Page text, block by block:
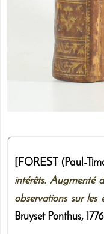
[FOREST (Paul-
intérêts. Augmenté
observations sur
Bruyset Ponthus, 1776